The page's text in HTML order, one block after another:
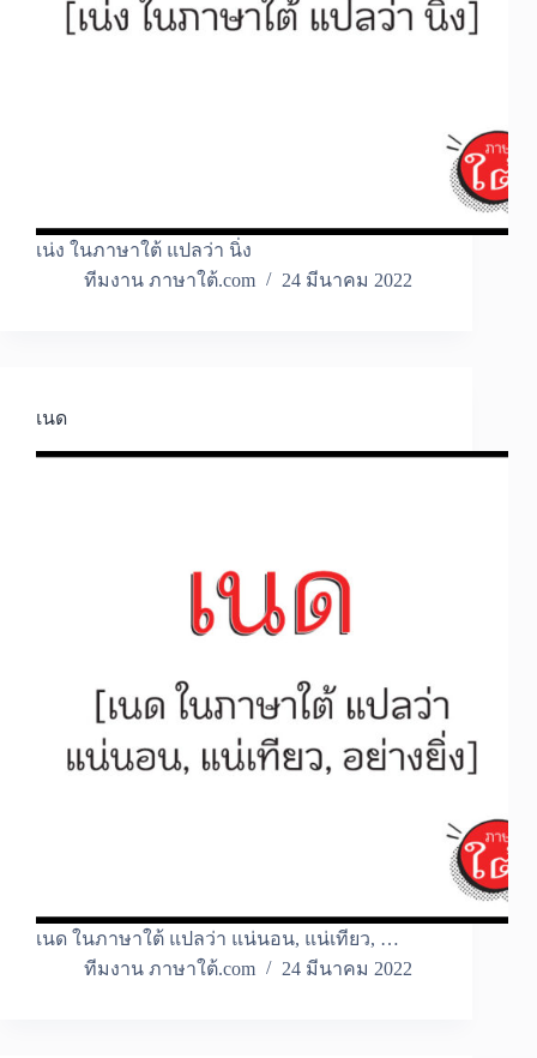
เน่ง ในภาษาใต้ แปลว่า นิ่ง
ทีมงาน ภาษาใต้.com
24 มีนาคม 2022
เนด
เนด ในภาษาใต้ แปลว่า แน่นอน, แน่เทียว, …
ทีมงาน ภาษาใต้.com
24 มีนาคม 2022